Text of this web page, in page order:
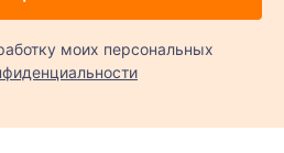
моих персональных